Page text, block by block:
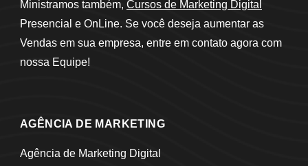
Ministramos também, Cursos de Marketing Digital
Presencial e OnLine. Se você deseja aumentar as
Vendas em sua empresa, entre em contato agora com
nossa Equipe!
AGÊNCIA DE MARKETING
Agência de Marketing Digital